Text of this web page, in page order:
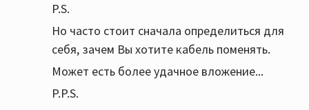
P.S.
Но часто стоит сначала определиться для
себя, зачем Вы хотите кабель поменять.
Может есть более удачное вложение...
P.P.S.